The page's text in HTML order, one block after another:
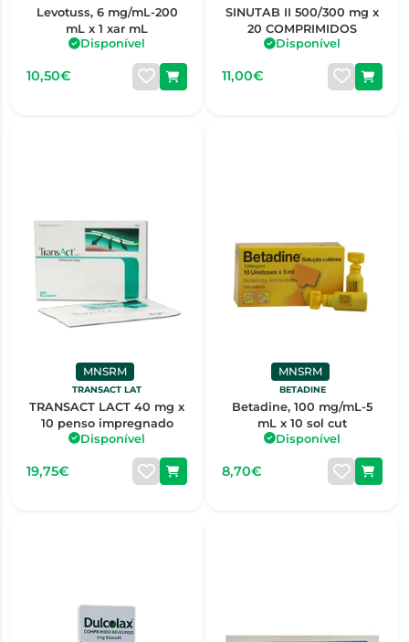
Levotuss, 6 mg/mL-200
mL x 1 xar mL
Disponível
10,50€
SINUTAB II 500/300 mg x
20 COMPRIMIDOS
Disponível
11,00€
MNSRM
TRANSACT LAT
TRANSACT LACT 40 mg x
10 penso impregnado
Disponível
19,75€
MNSRM
BETADINE
Betadine, 100 mg/mL-5
mL x 10 sol cut
Disponível
8,70€